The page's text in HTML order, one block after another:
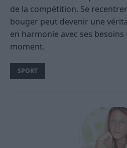
de la compétition. Se
bouger peut devenir une
en harmonie avec ses besoins
moment.
SPORT